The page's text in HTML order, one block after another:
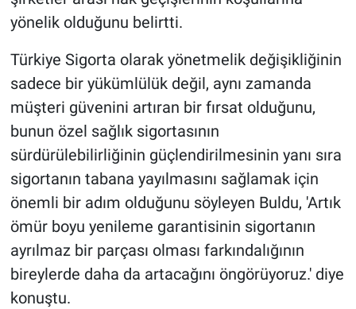
yönelik olduğunu belirtti.
Türkiye Sigorta olarak yönetmelik değişikliğinin
sadece bir yükümlülük değil, aynı zamanda
müşteri güvenini artıran bir fırsat olduğunu,
bunun özel sağlık sigortasının
sürdürülebilirliğinin güçlendirilmesinin yanı sıra
sigortanın tabana yayılmasını sağlamak için
önemli bir adım olduğunu söyleyen Buldu, 'Artık
ömür boyu yenileme garantisinin sigortanın
ayrılmaz bir parçası olması farkındalığının
bireylerde daha da artacağını öngörüyoruz.' diye
konuştu.